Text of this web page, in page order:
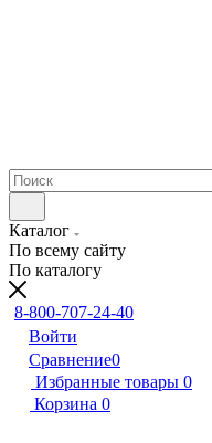
Каталог
По всему сайту
По каталогу
8-800-707-24-40
Войти
Сравнение0
Избранные товары 0
Корзина 0